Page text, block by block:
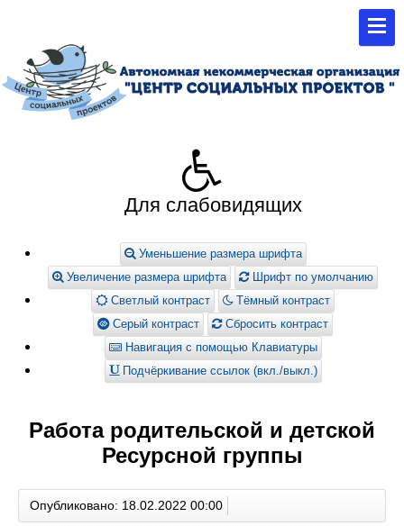
Для слабовидящих
Уменьшение размера шрифта
Увеличение размера шрифта
Шрифт по умолчанию
Светлый контраст
Тёмный контраст
Серый контраст
Сбросить контраст
Навигация с помощью Клавиатуры
Подчёркивание ссылок (вкл./выкл.)
Работа родительской и детской
Ресурсной группы
Опубликовано: 18.02.2022 00:00